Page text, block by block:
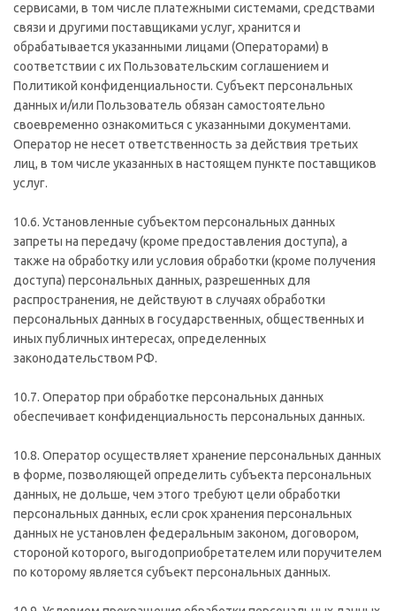
сервисами, в том числе платежными системами, средствами
связи и другими поставщиками услуг, хранится и
обрабатывается указанными лицами (Операторами) в
соответствии с их Пользовательским соглашением и
Политикой конфиденциальности. Субъект персональных
данных и/или Пользователь обязан самостоятельно
своевременно ознакомиться с указанными документами.
Оператор не несет ответственность за действия третьих
лиц, в том числе указанных в настоящем пункте поставщиков
услуг.
10.6. Установленные субъектом персональных данных
запреты на передачу (кроме предоставления доступа), а
также на обработку или условия обработки (кроме получения
доступа) персональных данных, разрешенных для
распространения, не действуют в случаях обработки
персональных данных в государственных, общественных и
иных публичных интересах, определенных
законодательством РФ.
10.7. Оператор при обработке персональных данных
обеспечивает конфиденциальность персональных данных.
10.8. Оператор осуществляет хранение персональных данных
в форме, позволяющей определить субъекта персональных
данных, не дольше, чем этого требуют цели обработки
персональных данных, если срок хранения персональных
данных не установлен федеральным законом, договором,
стороной которого, выгодоприобретателем или поручителем
по которому является субъект персональных данных.